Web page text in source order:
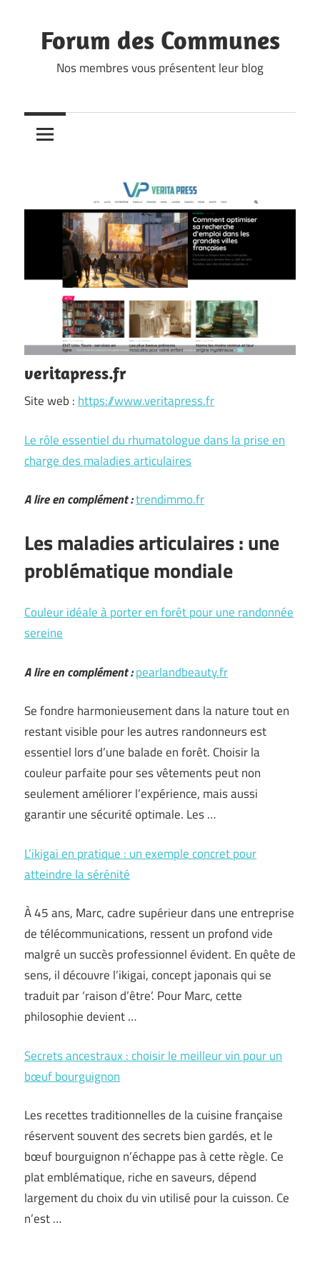
content
Forum des Communes
Nos membres vous présentent leur blog
veritapress.fr
Site web : https://www.veritapress.fr
Le rôle essentiel du rhumatologue dans la prise en
charge des maladies articulaires
A lire en complément :trendimmo.fr
Les maladies articulaires : une
problématique mondiale
Couleur idéale à porter en forêt pour une randonnée
sereine
A lire en complément :pearlandbeauty.fr
Se fondre harmonieusement dans la nature tout en
restant visible pour les autres randonneurs est
essentiel lors d’une balade en forêt. Choisir la
couleur parfaite pour ses vêtements peut non
seulement améliorer l’expérience, mais aussi
garantir une sécurité optimale. Les …
L’ikigai en pratique : un exemple concret pour
atteindre la sérénité
À 45 ans, Marc, cadre supérieur dans une entreprise
de télécommunications, ressent un profond vide
malgré un succès professionnel évident. En quête de
sens, il découvre l’ikigai, concept japonais qui se
traduit par ‘raison d’être’. Pour Marc, cette
philosophie devient …
Secrets ancestraux : choisir le meilleur vin pour un
bœuf bourguignon
Les recettes traditionnelles de la cuisine française
réservent souvent des secrets bien gardés, et le
bœuf bourguignon n’échappe pas à cette règle. Ce
plat emblématique, riche en saveurs, dépend
largement du choix du vin utilisé pour la cuisson. Ce
n’est …